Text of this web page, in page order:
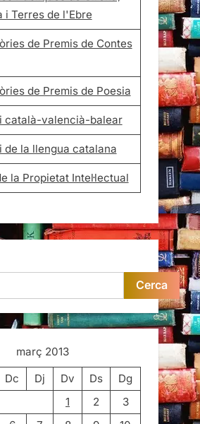
i Terres de l'Ebre
de Premis de Contes
de Premis de Poesia
català-valencià-balear
de la llengua catalana
la Propietat Intel·lectual
Cerca
març 2013
Dc Dj Dv Ds
Dg
1
2
3